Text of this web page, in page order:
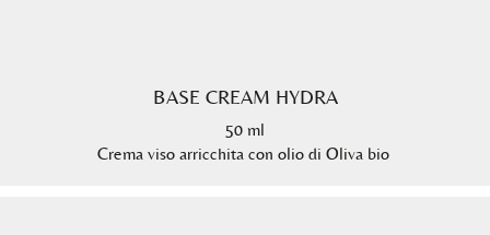
BASE CREAM HYDRA
50 ml
Crema viso arricchita con olio di Oliva bio